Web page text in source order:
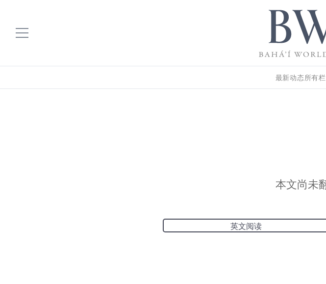
最新动态所有
本文尚未
英文阅读